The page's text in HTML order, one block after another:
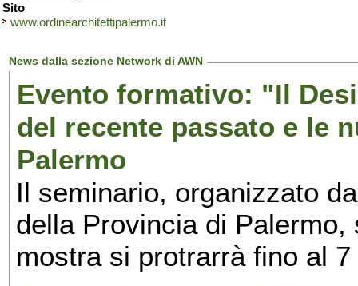
Sito
www.ordinearchitettipalermo.it
News dalla sezione Network di AWN
Evento formativo: "Il
del recente passato e le
Palermo
Il seminario, organizzato
della Provincia di
mostra si protrarrà fino al